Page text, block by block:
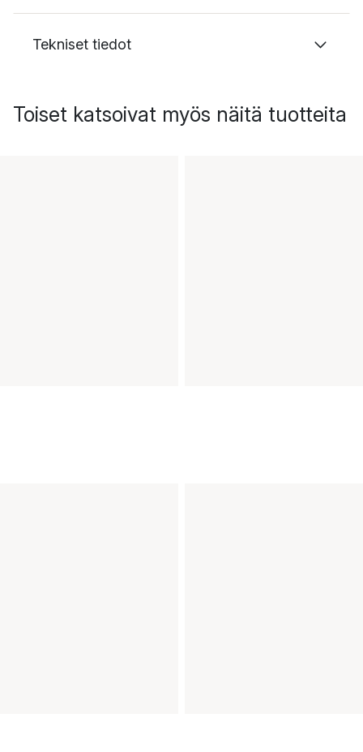
Tekniset tiedot
Toiset katsoivat myös näitä tuotteita